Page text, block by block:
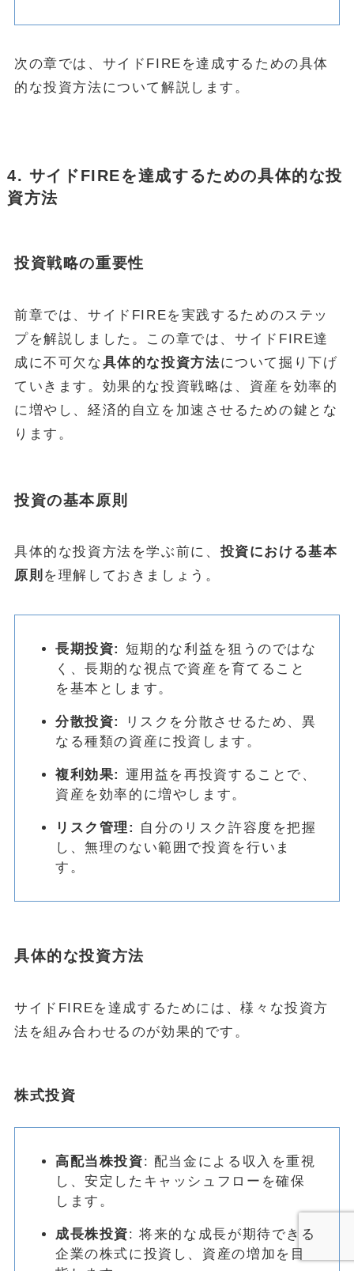
次の章では、サイドFIREを達成するための具体
的な投資方法について解説します。
4. サイドFIREを達成するための具体的な投
資方法
投資戦略の重要性
前章では、サイドFIREを実践するためのステッ
プを解説しました。この章では、サイドFIRE達
成に不可欠な具体的な投資方法について掘り下げ
ていきます。効果的な投資戦略は、資産を効率的
に増やし、経済的自立を加速させるための鍵とな
ります。
投資の基本原則
具体的な投資方法を学ぶ前に、 投資における基本
原則 を理解しておきましょう。
長期投資: 短期的な利益を狙うのではな
く、長期的な視点で資産を育てること
を基本とします。
分散投資:
リスクを分散させるため、異
なる種類の資産に投資します。
複利効果: 運用益を再投資することで、
資産を効率的に増やします。
リスク管理:
自分のリスク許容度を把握
し、無理のない範囲で投資を行いま
す。
具体的な投資方法
サイドFIREを達成するためには、様々な投資方
法を組み合わせるのが効果的です。
株式投資
高配当株投資: 配当金による収入を重視
し、安定したキャッシュフローを確保
します。
成長株投資: 将来的な成長が期待できる
企業の株式に投資し、資産の増加を目